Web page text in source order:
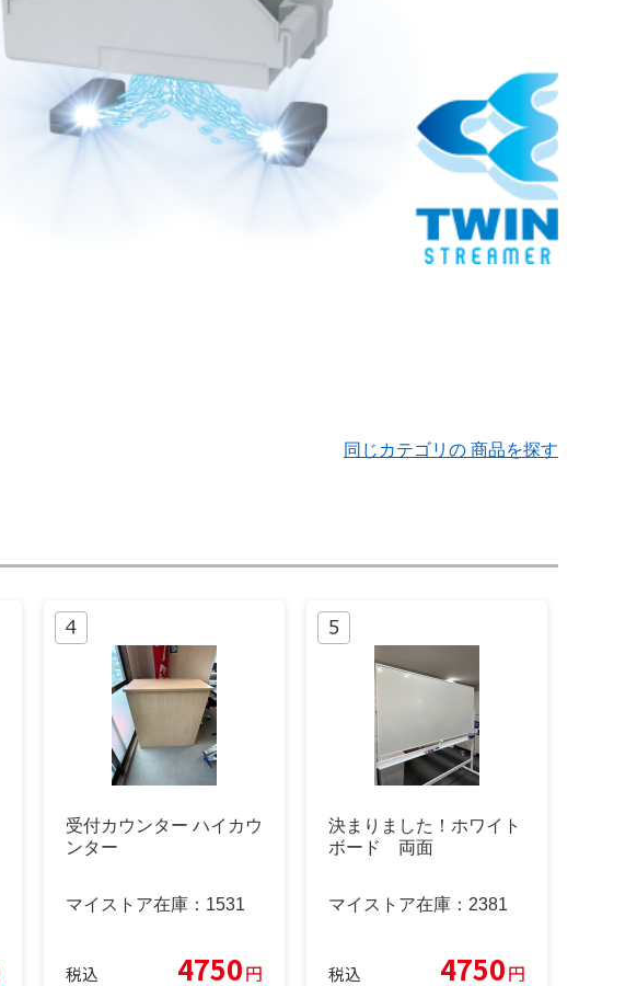
同じカテゴリの 商品を探す
受付カウンター ハイカウ
ンター
マイストア在庫： 1531
税込 4750円
決まりました！ホワイト
ボード 両面
マイストア在庫： 2381
税込 4750円